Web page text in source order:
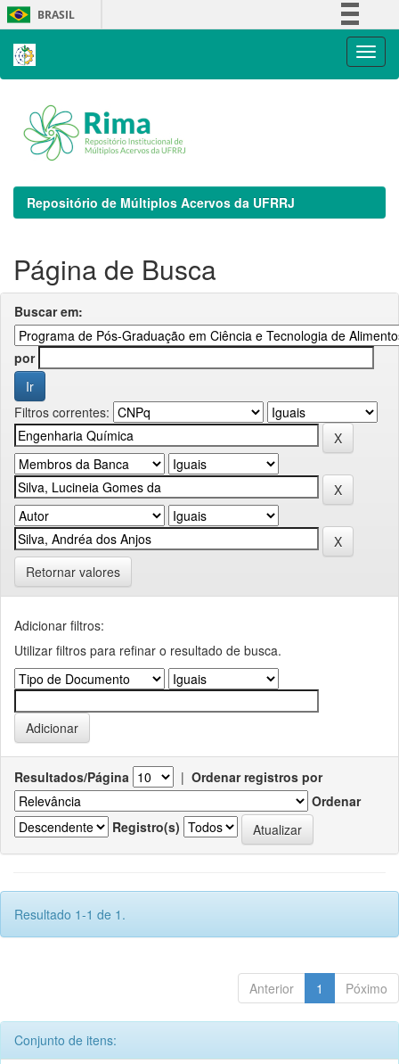
Skip
navigation
BRASIL
Repositório de Múltiplos Acervos da UFRRJ
Página de Busca
Buscar em:
por
Filtros correntes:
Retornar valores
Adicionar filtros:
Utilizar filtros para refinar o resultado de busca.
Resultados/Página | Ordenar registros por
Ordenar
Registro(s)
Resultado 1-1 de 1.
Anterior 1 Póximo
Conjunto de itens: